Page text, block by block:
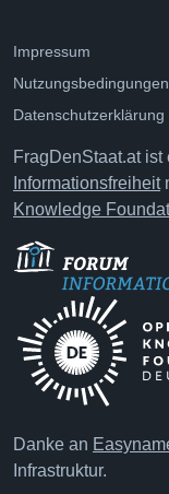
Impressum
Nutzungsbedingungen
Datenschutzerklärung
FragDenStaat.at
Informationsfreiheit
Knowledge
Danke an
Infrastruktur.